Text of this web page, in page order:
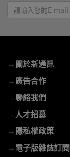
請
輸
E-
mail
→關於新通訊
→廣告合作
→聯絡我們
→ 人才招募
→隱私權政策
→電子版雜誌訂閱